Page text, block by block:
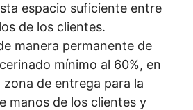
espacio suficiente entre
de los clientes.
manera permanente de
mínimo al 60%, en
zona de entrega para la
manos de los clientes y